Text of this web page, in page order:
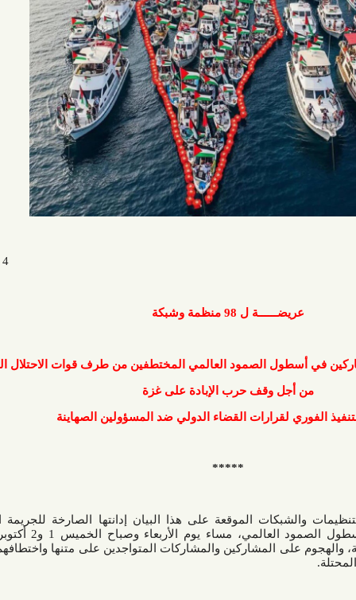
98 منظمة وشبكة
الصمود العالمي المختطفين من طرف قوات الاحتلال الصهيوني
وقف حرب الإبادة على غزة
القضاء الدولي ضد المسؤولين الصهاينة
الموقعة على هذا البيان إدانتها الصارخة للجريمة النكراء التي
اقترفها الكيان الصهيوني ضد أسطول الصمود العالمي، مساء يوم الأربعاء وصباح الخميس 1 و2 أكتوبر 2025، بعد
المشاركين والمشاركات المتواجدين على متنها واختطافهم، واقتيادهم